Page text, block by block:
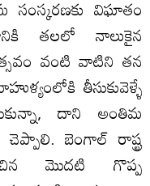
విఘాతం
తలలో నాలుకైన
వంటి వాటిని తన
తీసుకువెళ్ళే
దాని అంతిమ
బెంగాల్‌ రాష్ట్ర
మొదటి గొప్ప